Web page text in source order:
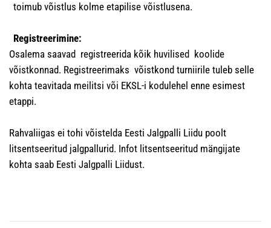
toimub võistlus kolme etapilise võistlusena.
Registreerimine:
Osalema saavad registreerida kõik huvilised koolide
võistkonnad. Registreerimaks võistkond turniirile tuleb selle
kohta teavitada meilitsi või EKSL-i kodulehel enne esimest
etappi.
Rahvaliigas ei tohi võistelda Eesti Jalgpalli Liidu poolt
litsentseeritud jalgpallurid. Infot litsentseeritud mängijate
kohta saab Eesti Jalgpalli Liidust.